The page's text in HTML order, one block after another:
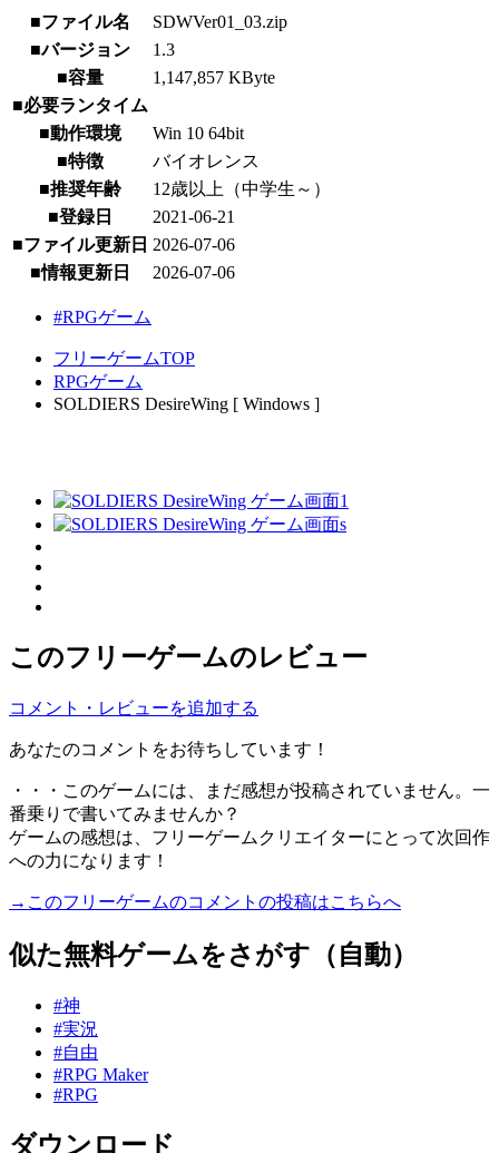
■ファイル名
SDWVer01_03.zip
■バージョン
1.3
■容量
1,147,857 KByte
■必要ランタイム
■動作環境
Win 10 64bit
■特徴
バイオレンス
■推奨年齢
12歳以上（中学生～）
■登録日
2021-06-21
■ファイル更新日 2026-07-06
■情報更新日
2026-07-06
#RPGゲーム
フリーゲームTOP
RPGゲーム
SOLDIERS DesireWing [ Windows ]
このフリーゲームのレビュー
コメント・レビューを追加する
あなたのコメントをお待ちしています！
・・・このゲームには、まだ感想が投稿されていません。一
番乗りで書いてみませんか？
ゲームの感想は、フリーゲームクリエイターにとって次回作
への力になります！
→このフリーゲームのコメントの投稿はこちらへ
似た無料ゲームをさがす（自動）
#神
#実況
#自由
#RPG Maker
#RPG
ダウンロード